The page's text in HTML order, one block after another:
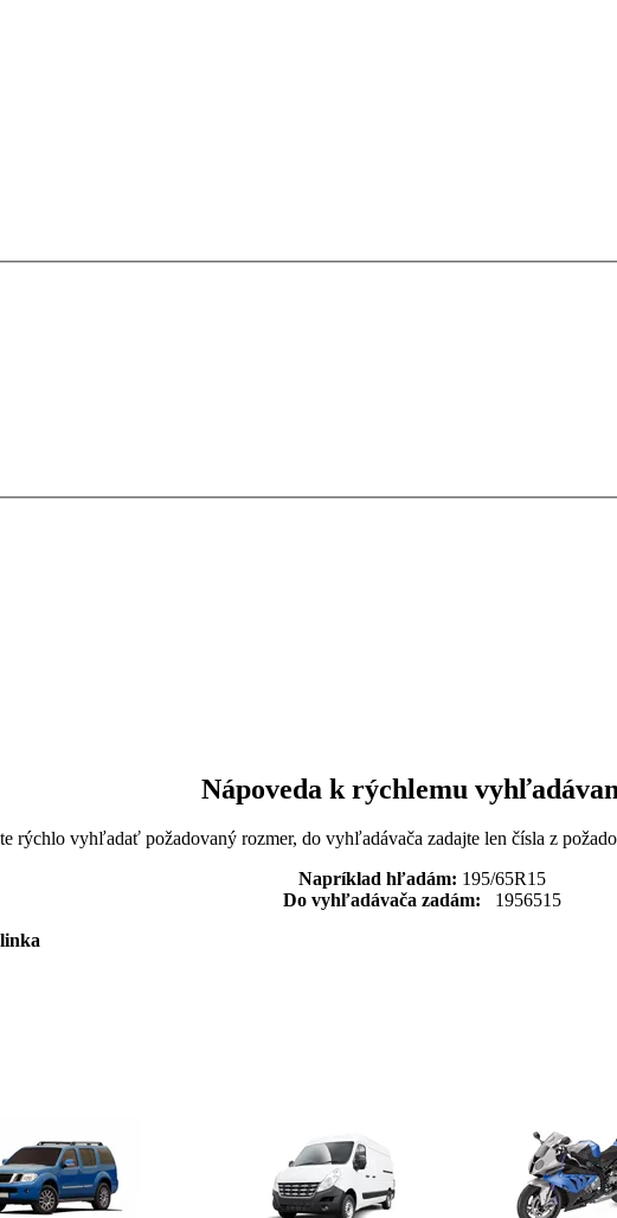
Nápoveda k rýchlemu
rýchlo vyhľadať požadovaný rozmer, do vyhľadávača zadajte len čísla z
Napríklad hľadám: 195/65R15
Do vyhľadávača zadám: 1956515